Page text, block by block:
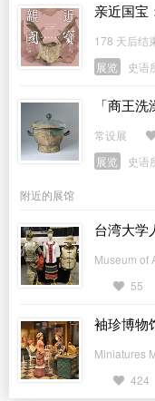
亲近国宝
178 天后结
展览
史语
「商王
常设展
展览
史语
附近的展馆
台湾大学
Museum of
55
袖珍博物
Miniatures
424